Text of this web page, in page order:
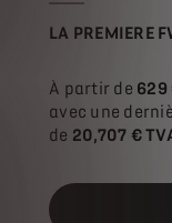
LA PREMIERE
À partir de 629
avec une
de 20,707 €